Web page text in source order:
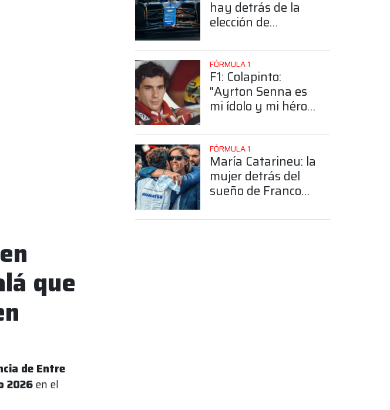
que
de Entre
2026en el
hay detrás de la
elección de
número 43
FÓRMULA 1
F1: Colapinto:
"Ayrton Senna es
mi ídolo y mi héroe
FÓRMULA 1
María Catarineu: la
mujer detrás del
sueño de Franco
Fórmula 1